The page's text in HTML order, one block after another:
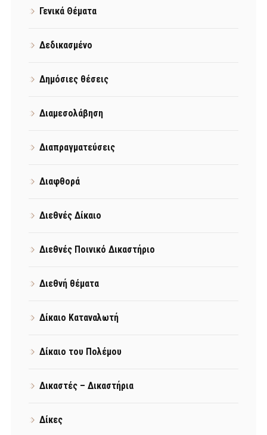
Γενικά Θέματα
Δεδικασμένο
Δημόσιες θέσεις
Διαμεσολάβηση
Διαπραγματεύσεις
Διαφθορά
Διεθνές Δίκαιο
Διεθνές Ποινικό Δικαστήριο
Διεθνή θέματα
Δίκαιο Καταναλωτή
Δίκαιο του Πολέμου
Δικαστές – Δικαστήρια
Δίκες